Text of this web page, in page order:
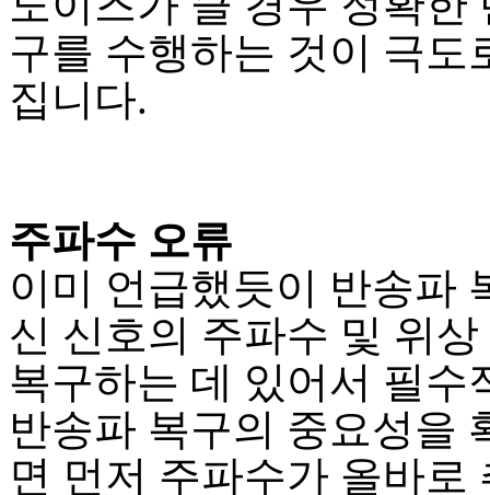
구를 수행하는 것이 극도
집니다.
주파수 오류
이미 언급했듯이 반송파
신 신호의 주파수 및 위
복구하는 데 있어서 필수
반송파 복구의 중요성을
면 먼저 주파수가 올바로